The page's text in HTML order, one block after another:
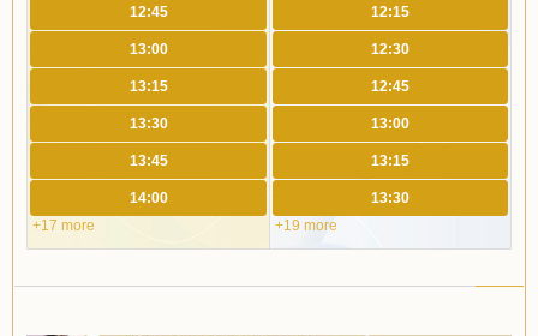
12:45
13:00
13:15
13:30
13:45
14:00
+17 more
12:15
12:30
12:45
13:00
13:15
13:30
+19 more